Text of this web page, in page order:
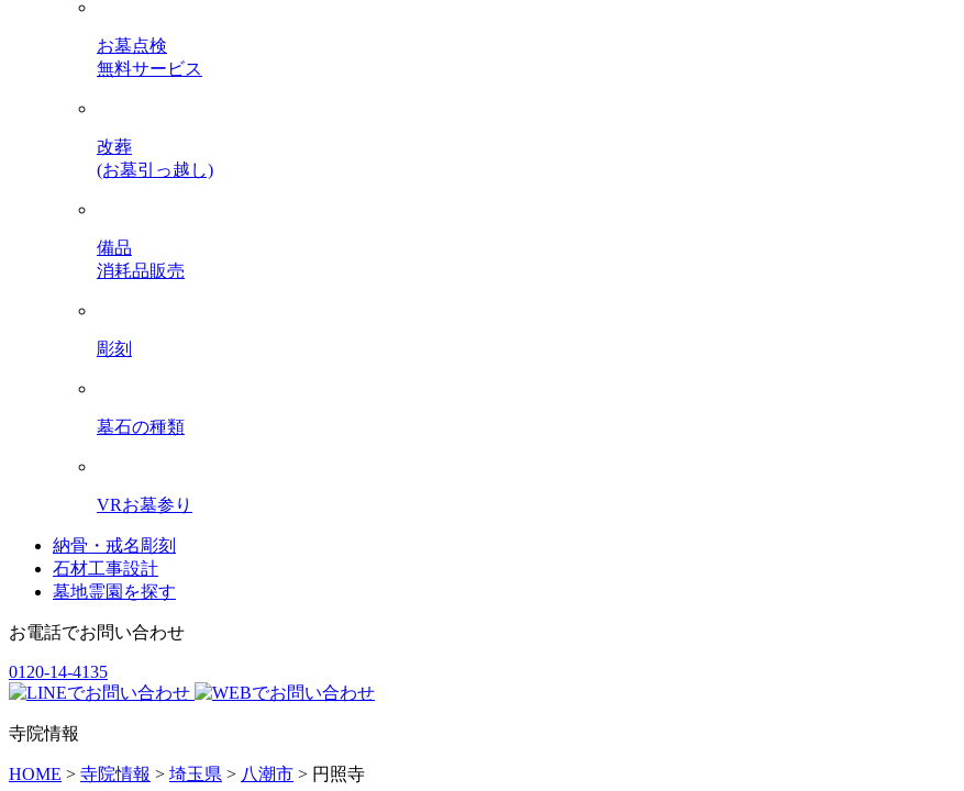
お墓点検
無料サービス
改葬
(お墓引っ越し)
備品
消耗品販売
彫刻
墓石の種類
VRお墓参り
納骨・戒名彫刻
石材工事設計
墓地霊園を探す
お電話でお問い合わせ
0120-14-4135
寺院情報
HOME > 寺院情報 > 埼玉県 > 八潮市 > 円照寺